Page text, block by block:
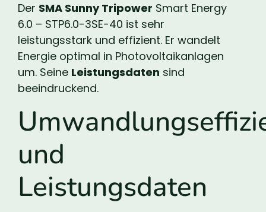
Der SMA Sunny Tripower Smart Energy
6.0 – STP6.0-3SE-40 ist sehr
leistungsstark und effizient. Er wandelt
Energie optimal in Photovoltaikanlagen
um. Seine Leistungsdaten sind
beeindruckend.
und
Leistungsdaten